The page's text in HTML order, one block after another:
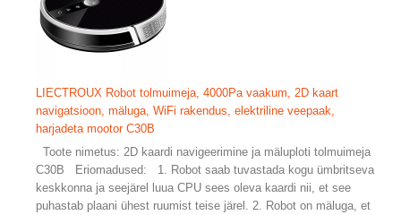
LIECTROUX Robot tolmuimeja, 4000Pa vaakum, 2D kaart
navigatsioon, mäluga, WiFi rakendus, elektriline veepaak,
harjadeta mootor C30B
Toote nimetus: 2D kaardi navigeerimine ja mäluploti tolmuimeja
C30B Eriomadused: 1. Robot saab tuvastada kogu ümbritseva
keskkonna ja seejärel luua CPU sees oleva kaardi nii, et see
puhastab plaani ühest ruumist teise järel. 2. Robot on mäluga, et